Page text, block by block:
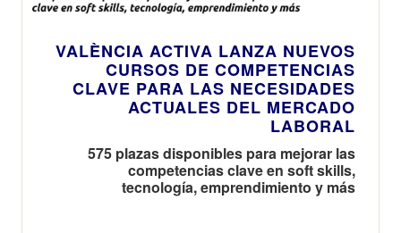
VALÈNCIA ACTIVA LANZA NUEVOS
CURSOS DE COMPETENCIAS
CLAVE PARA LAS NECESIDADES
ACTUALES DEL MERCADO
LABORAL
575 plazas disponibles para mejorar las
competencias clave en soft skills,
tecnología, emprendimiento y más